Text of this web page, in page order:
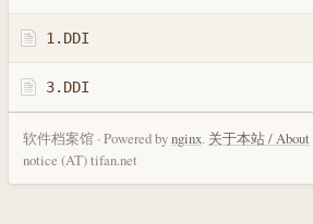
1.DDI
3.DDI
软件档案馆 · Powered bynginx. 关于本站 / About
notice (AT) tifan.net